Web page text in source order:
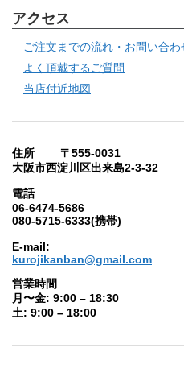
アクセス
ご注文までの流れ・お問い合わ
よく頂戴するご質問
当店付近地図
住所 〒555-0031
大阪市西淀川区出来島2-3-32
電話
06-6474-5686
080-5715-6333(携帯)
E-mail:
kurojikanban@gmail.com
営業時間
月〜金: 9:00 – 18:30
土: 9:00 – 18:00